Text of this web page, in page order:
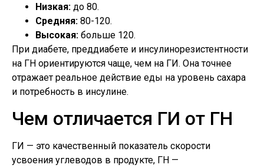
Низкая: до 80.
Средняя: 80-120.
Высокая: больше 120.
При диабете, преддиабете и инсулинорезистентности
на ГН ориентируются чаще, чем на ГИ. Она точнее
отражает реальное действие еды на уровень сахара
и потребность в инсулине.
Чем отличается ГИ от ГН
ГИ — это качественный показатель скорости
усвоения углеводов в продукте, ГН —